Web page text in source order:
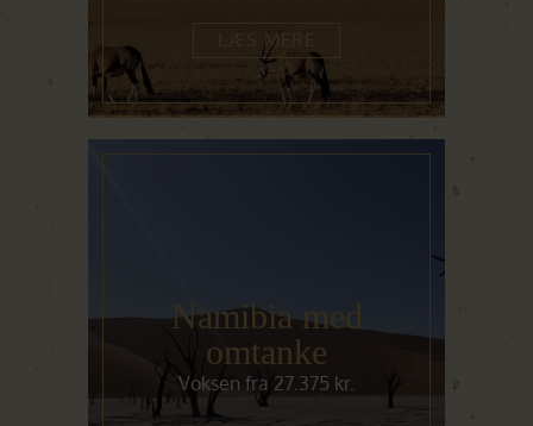
LÆS MERE
Namibia med
omtanke
Voksen fra 27.375 kr.